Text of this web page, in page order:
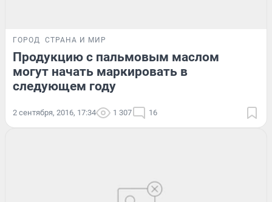
ГОРОД СТРАНА И МИР
Продукцию с пальмовым маслом
могут начать маркировать в
следующем году
2 сентября, 2016, 17:34 1 307 16